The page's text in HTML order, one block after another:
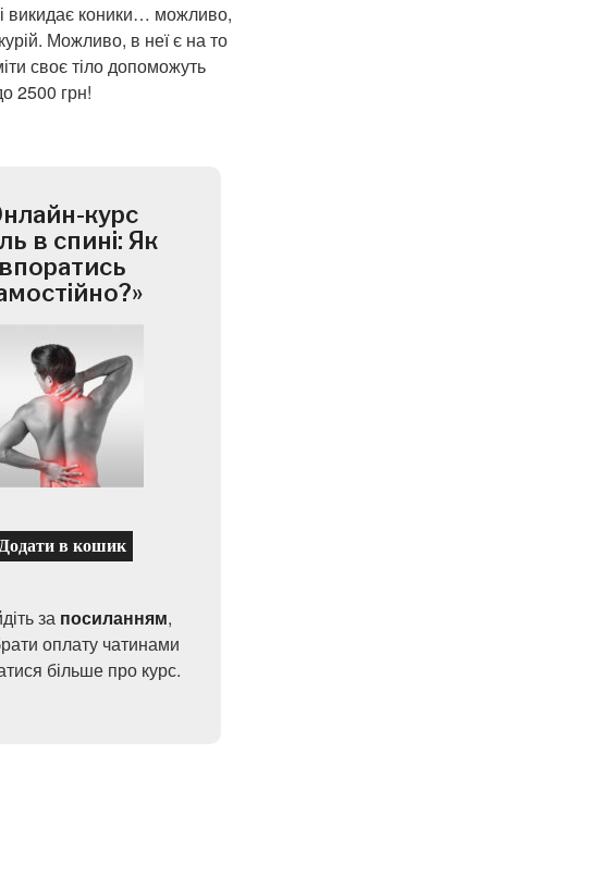
викидає коники… можливо,
Можливо, в неї є на то
своє тіло допоможуть
2500 грн!
курс
в спині: Як
впоратись
Додати в кошик
за посиланням,
оплату чатинами
більше про курс.